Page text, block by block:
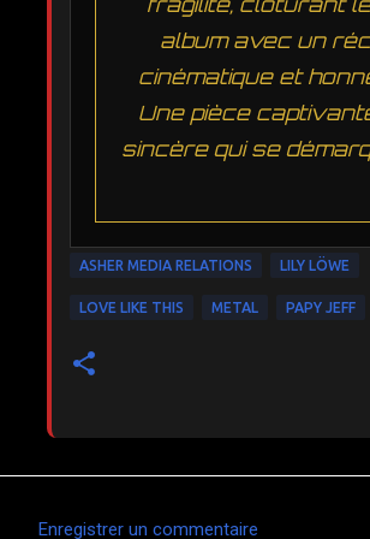
album avec un
cinématique et
Une pièce
sincère qui se
ASHER MEDIA RELATIONS LILY LÖWE
LOVE LIKE THIS METAL PAPY JEFF
Enregistrer un commentaire